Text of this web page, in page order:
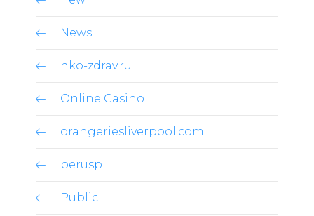
News
nko-zdrav.ru
Online Casino
orangeriesliverpool.com
perusp
Public